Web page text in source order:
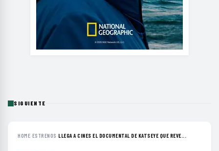
SIGUIENTE
HOME›ESTRENOS ›LLEGA A CINES EL DOCUMENTAL DE KATSEYE QUE REVE...